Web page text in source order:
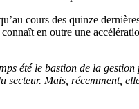
cours des quinze
en outre une
été le bastion de la gestion
Mais, récemment,